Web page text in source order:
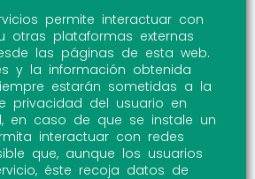
permite interactuar con
otras plataformas externas
las páginas de esta web.
y la información obtenida
estarán sometidas a la
privacidad del usuario en
en caso de que se instale un
interactuar con redes
que, aunque los usuarios
éste recoja datos de